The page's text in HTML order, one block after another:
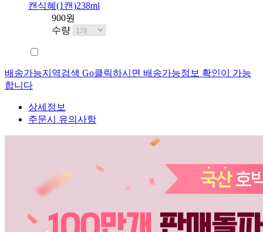
캔식혜(1캔)238ml
900원
수량
배송가능지역검색 Go클릭하시면 배송가능정보 확인이 가능
합니다
상세정보
주문시 유의사항